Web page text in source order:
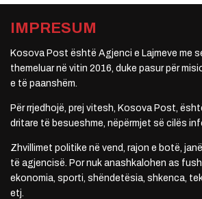
IMPRESUM
Kosova Post është Agjenci e Lajmeve me
themeluar në vitin 2016, duke pasur për
e të paanshëm.
Për rrjedhojë, prej vitesh, Kosova Post,
dritare të besueshme, nëpërmjet së cilës
Zhvillimet politike në vend, rajon e botë,
të agjencisë. Por nuk anashkalohen as
ekonomia, sporti, shëndetësia, shkenca,
etj.